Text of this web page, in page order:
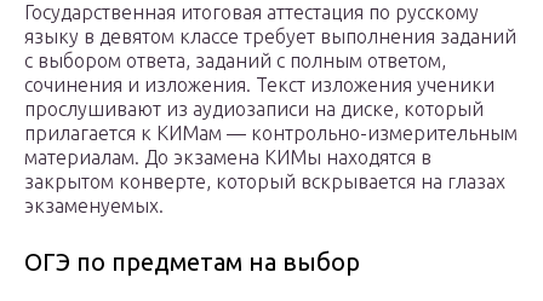
Государственная итоговая аттестация по русскому
языку в девятом классе требует выполнения заданий
с выбором ответа, заданий с полным ответом,
сочинения и изложения. Текст изложения ученики
прослушивают из аудиозаписи на диске, который
прилагается к КИМам — контрольно-измерительным
материалам. До экзамена КИМы находятся в
закрытом конверте, который вскрывается на глазах
экзаменуемых.
ОГЭ по предметам на выбор